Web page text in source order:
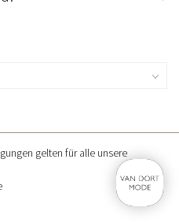
gelten für alle unsere